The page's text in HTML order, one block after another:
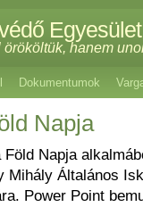
Egyesület
hanem
Dokumentumok
Napja
Föld Napja
Mihály Általános
Power Point